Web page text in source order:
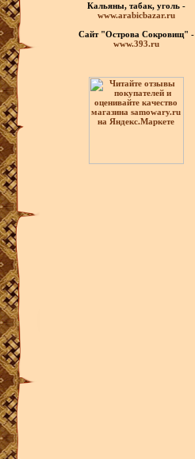
Кальяны, табак, уголь -
www.arabicbazar.ru
Сайт "Острова Сокровищ" -
www.393.ru